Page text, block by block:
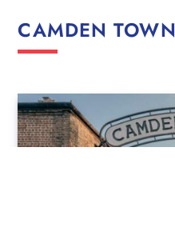
CAMDEN TOWN